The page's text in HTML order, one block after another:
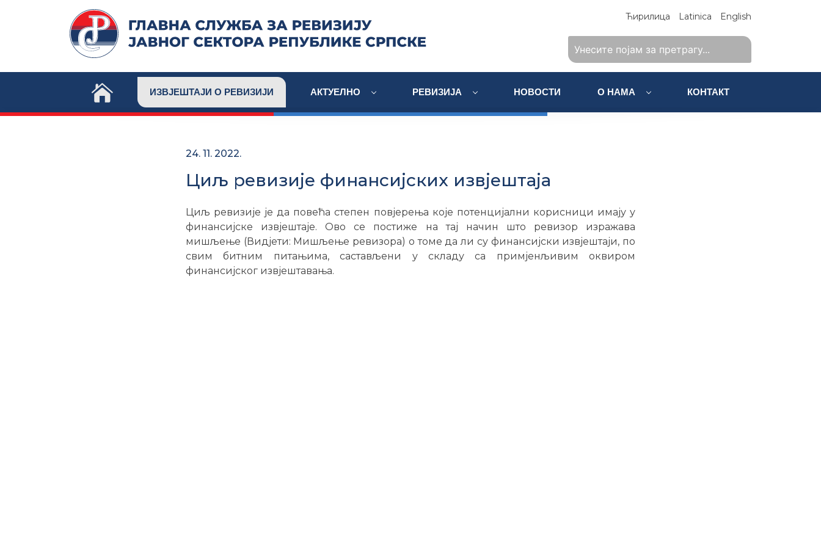
Ћирилица Latinica English
ИЗВЈЕШТАЈИ О РЕВИЗИЈИ АКТУЕЛНО РЕВИЗИЈА НОВОСТИ О НАМА КОНТАКТ
24. 11. 2022.
Циљ ревизије финансијских извјештаја
Циљ ревизије је да повећа степен повјерења које потенцијални корисници имају у
финансијске извјештаје. Ово се постиже на тај начин што ревизор изражава
мишљење (Видјети: Мишљење ревизора) о томе да ли су финансијски извјештаји, по
свим битним питањима, састављени у складу са примјенљивим оквиром
финансијског извјештавања.